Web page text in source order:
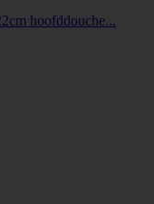
hoofddouche...